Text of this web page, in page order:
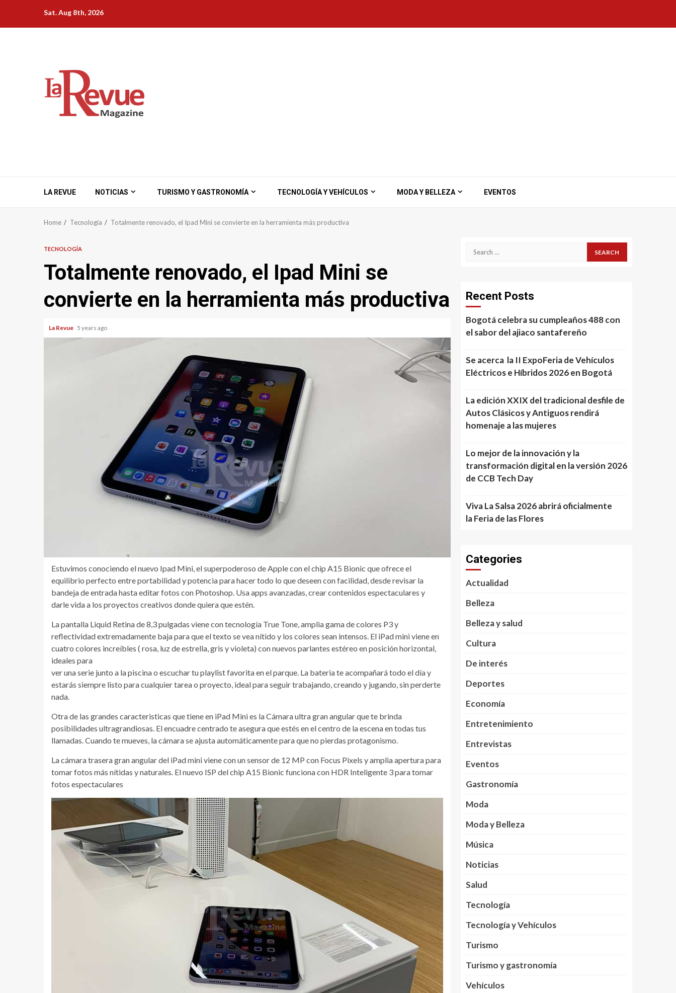
content
Sat. Aug 8th, 2026
LA REVUE NOTICIAS TURISMO Y GASTRONOMÍA TECNOLOGÍA Y VEHÍCULOS MODA Y BELLEZA EVENTOS
Home Tecnología Totalmente renovado, el Ipad Mini se convierte en la herramienta más productiva
TECNOLOGÍA
Totalmente renovado, el Ipad Mini se
convierte en la herramienta más productiva
La Revue 5 years ago
Estuvimos conociendo el nuevo Ipad Mini, el superpoderoso de Apple con el chip A15 Bionic que ofrece el
equilibrio perfecto entre portabilidad y potencia para hacer todo lo que deseen con facilidad, desde revisar la
bandeja de entrada hasta editar fotos con Photoshop. Usa apps avanzadas, crear contenidos espectaculares y
darle vida a los proyectos creativos donde quiera que estén.
La pantalla Liquid Retina de 8,3 pulgadas viene con tecnología True Tone, amplia gama de colores P3 y
reflectividad extremadamente baja para que el texto se vea nítido y los colores sean intensos. El iPad mini viene en
cuatro colores increíbles ( rosa, luz de estrella, gris y violeta) con nuevos parlantes estéreo en posición horizontal,
ideales para
ver una serie junto a la piscina o escuchar tu playlist favorita en el parque. La bateria te acompañará todo el día y
estarás siempre listo para cualquier tarea o proyecto, ideal para seguir trabajando, creando y jugando, sin perderte
nada.
Otra de las grandes caracteristicas que tiene en iPad Mini es la Cámara ultra gran angular que te brinda
posibilidades ultragrandiosas. El encuadre centrado te asegura que estés en el centro de la escena en todas tus
llamadas. Cuando te mueves, la cámara se ajusta automáticamente para que no pierdas protagonismo.
La cámara trasera gran angular del iPad mini viene con un sensor de 12 MP con Focus Pixels y amplia apertura para
tomar fotos más nítidas y naturales. El nuevo ISP del chip A15 Bionic funciona con HDR Inteligente 3 para tomar
fotos espectaculares
Search
Recent Posts
Bogotá celebra su cumpleaños 488 con
el sabor del ajiaco santafereño
Se acerca la II ExpoFeria de Vehículos
Eléctricos e Híbridos 2026 en Bogotá
La edición XXIX del tradicional desfile de
Autos Clásicos y Antiguos rendirá
homenaje a las mujeres
Lo mejor de la innovación y la
transformación digital en la versión 2026
de CCB Tech Day
Viva La Salsa 2026 abrirá oficialmente
la Feria de las Flores
Categories
Actualidad
Belleza
Belleza y salud
Cultura
De interés
Deportes
Economía
Entretenimiento
Entrevistas
Eventos
Gastronomía
Moda
Moda y Belleza
Música
Noticias
Salud
Tecnología
Tecnología y Vehículos
Turismo
Turismo y gastronomía
Vehículos